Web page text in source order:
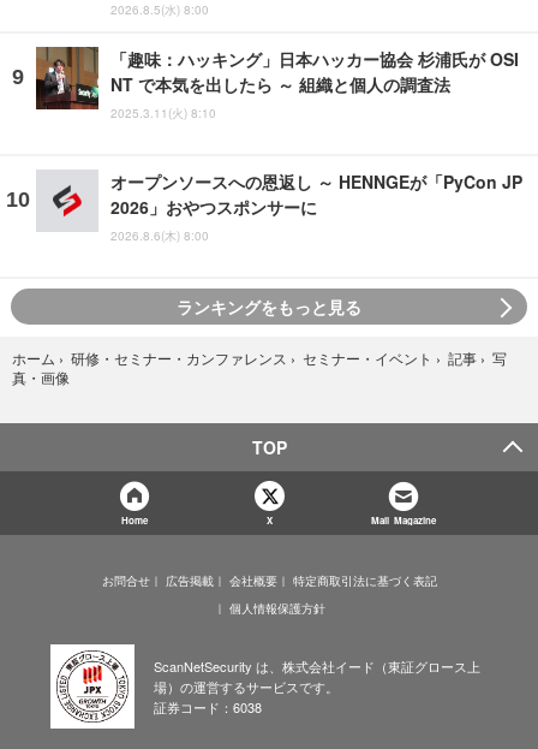
2026.8.5(水) 8:00
「趣味：ハッキング」日本ハッカー協会 杉浦氏が OSI
NT で本気を出したら ～ 組織と個人の調査法
2025.3.11(火) 8:10
オープンソースへの恩返し ～ HENNGEが「PyCon JP
2026」おやつスポンサーに
2026.8.6(木) 8:00
ランキングをもっと見る
ホーム › 研修・セミナー・カンファレンス › セミナー・イベント › 記事 › 写
真・画像
TOP
Home X Mail Magazine
お問合せ 広告掲載 会社概要
特定商取引法に基づく表記
個人情報保護方針
ScanNetSecurity は、株式会社イード（東証グロース上
場）の運営するサービスです。
証券コード：6038